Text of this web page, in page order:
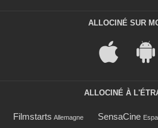
ALLOCINÉ SUR
ALLOCINÉ À
Filmstarts Allemagne SensaCine